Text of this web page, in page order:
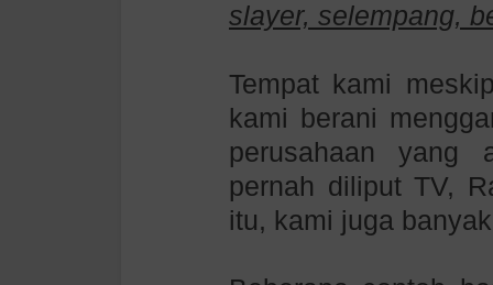
slayer, selempang,
Tempat kami
kami berani
perusahaan yang
pernah diliput TV,
itu, kami juga